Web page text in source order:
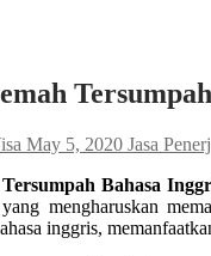
May 5, 2020 Jasa
Tersumpah Bahasa
mengharuskan
inggris,